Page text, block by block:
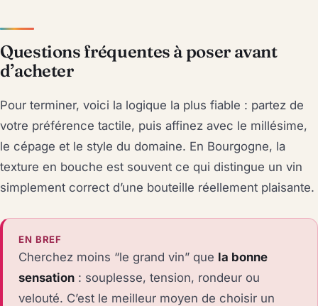
Questions fréquentes à poser avant
d’acheter
Pour terminer, voici la logique la plus fiable : partez de
votre préférence tactile, puis affinez avec le millésime,
le cépage et le style du domaine. En Bourgogne, la
texture en bouche est souvent ce qui distingue un vin
simplement correct d’une bouteille réellement plaisante.
EN BREF
Cherchez moins “le grand vin” que la bonne
sensation : souplesse, tension, rondeur ou
velouté. C’est le meilleur moyen de choisir un